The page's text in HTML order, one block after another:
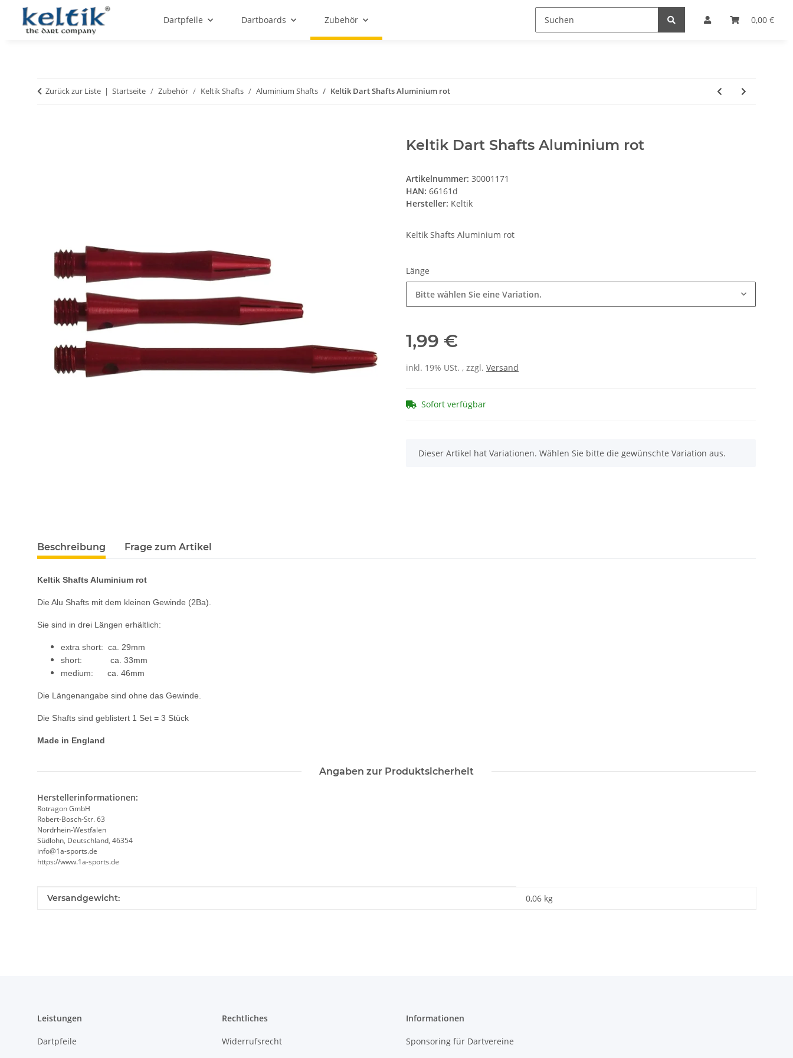
0,00 €
Dartpfeile Dartboards Zubehör
Zurück zur Liste Startseite Zubehör Keltik Shafts Aluminium Shafts Keltik Dart Shafts Aluminium rot
Keltik Dart Shafts Aluminium rot
Artikelnummer: 30001171
HAN: 66161d
Hersteller: Keltik
Keltik Shafts Aluminium rot
Länge
Bitte wählen Sie eine Variation.
1,99 €
inkl. 19% USt. , zzgl. Versand
Sofort verfügbar
x
Dieser Artikel hat Variationen. Wählen Sie bitte die gewünschte Variation aus.
Beschreibung Frage zum Artikel
Keltik Shafts Aluminium rot
Die Alu Shafts mit dem kleinen Gewinde (2Ba).
Sie sind in drei Längen erhältlich:
extra short: ca. 29mm
short: ca. 33mm
medium: ca. 46mm
Die Längenangabe sind ohne das Gewinde.
Die Shafts sind geblistert 1 Set = 3 Stück
Made in England
Angaben zur Produktsicherheit
Herstellerinformationen:
Rotragon GmbH
Robert-Bosch-Str. 63
Nordrhein-Westfalen
Südlohn, Deutschland, 46354
info@1a-sports.de
https://www.1a-sports.de
Produkteigenschaft
Wert
Versandgewicht: 0,06 kg
Leistungen
Dartpfeile
Rechtliches
Widerrufsrecht
Informationen
Sponsoring für Dartvereine